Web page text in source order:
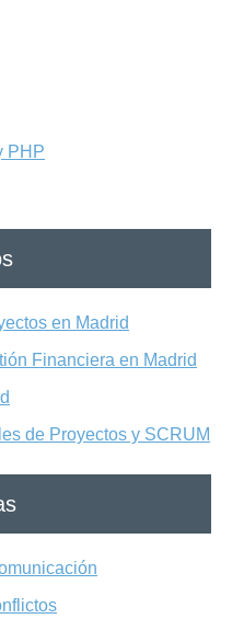
PHP
en Madrid
Financiera en Madrid
de Proyectos y SCRUM